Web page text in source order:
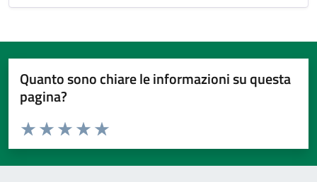
Quanto sono chiare le informazioni su questa
pagina?
Valuta da 1 a 5 stelle la pagina
Valuta 5 stelle su 5
Valuta 4 stelle su 5
Valuta 3 stelle su 5
Valuta 2 stelle su 5
Valuta 1 stelle su 5